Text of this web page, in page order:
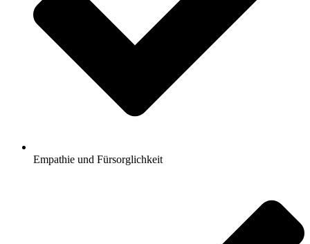
Empathie und Fürsorglichkeit